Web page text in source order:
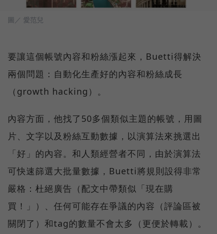
圖／ 愛范兒
要讓這個帳號內容和粉絲漲起來，Buetti得解決
兩個問題：自動化生產好的內容和粉絲成長
（growth hacking）。
內容方面，他找了50多個類似主題的帳號，用圖
片、文字以及粉絲互動數據，以演算法來挑選出
「好」的內容。和人類經營者不同，由於演算法
可快速篩選大批量數據，Buetti將規則設得非常
嚴格：杜絕廣告（配文中帶類似「現在購
買！」）、任何可能存在爭議的內容（評論區被
關閉了）和tag的數量不會太多（更便於轉載）。